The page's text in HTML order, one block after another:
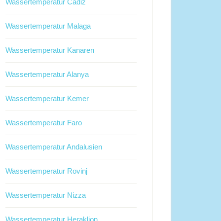
Wassertemperatur Cadiz
Wassertemperatur Malaga
Wassertemperatur Kanaren
Wassertemperatur Alanya
Wassertemperatur Kemer
Wassertemperatur Faro
Wassertemperatur Andalusien
Wassertemperatur Rovinj
Wassertemperatur Nizza
Wassertemperatur Heraklion